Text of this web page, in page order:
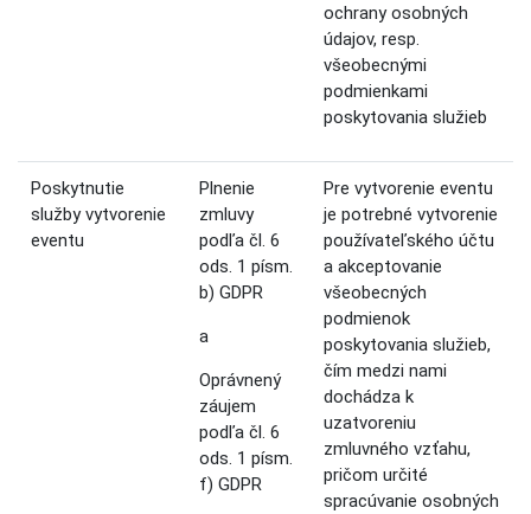
ochrany osobných
údajov, resp.
všeobecnými
podmienkami
poskytovania služieb
Poskytnutie
služby vytvorenie
eventu
Plnenie
zmluvy
podľa čl. 6
ods. 1 písm.
b) GDPR
a
Oprávnený
záujem
podľa čl. 6
ods. 1 písm.
f) GDPR
Pre vytvorenie eventu
je potrebné vytvorenie
používateľského účtu
a akceptovanie
všeobecných
podmienok
poskytovania služieb,
čím medzi nami
dochádza k
uzatvoreniu
zmluvného vzťahu,
pričom určité
spracúvanie osobných